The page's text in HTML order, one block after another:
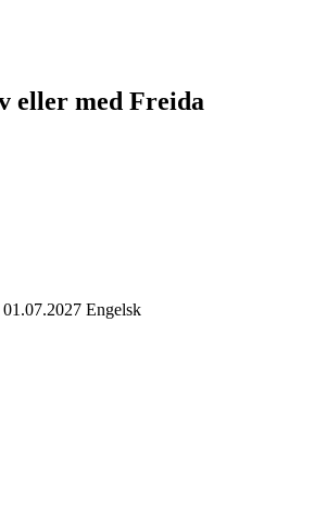
eller med Freida
01.07.2027 Engelsk